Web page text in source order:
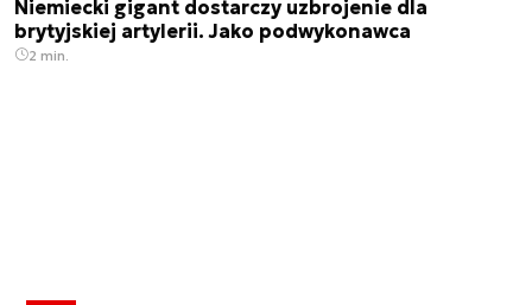
Niemiecki gigant dostarczy uzbrojenie dla
brytyjskiej artylerii. Jako podwykonawca
2 min.